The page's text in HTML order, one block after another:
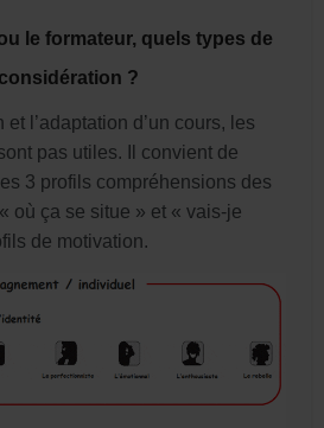
le formateur, quels types de
?
l’adaptation d’un cours, les
pas utiles. Il convient de
3 profils compréhensions des
où ça se situe » et « vais-je
de motivation.